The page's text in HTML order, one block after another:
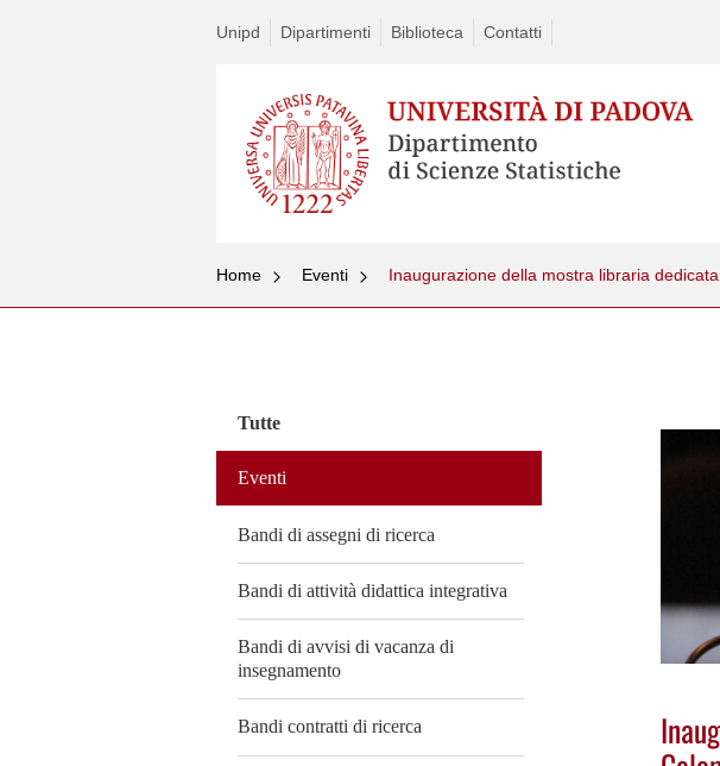
Unipd Dipartimenti Biblioteca Contatti
Home Eventi Inaugurazione della mostra libraria
Tutte
Eventi
Bandi di assegni di ricerca
Bandi di attività didattica integrativa
Bandi di avvisi di vacanza di
insegnamento
Bandi contratti di ricerca